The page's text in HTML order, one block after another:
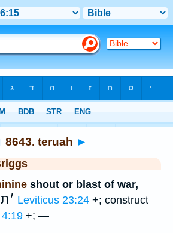
8643. teruah ►
shout or blast of war,
׳ת Leviticus 23:24 +; construct
+; —